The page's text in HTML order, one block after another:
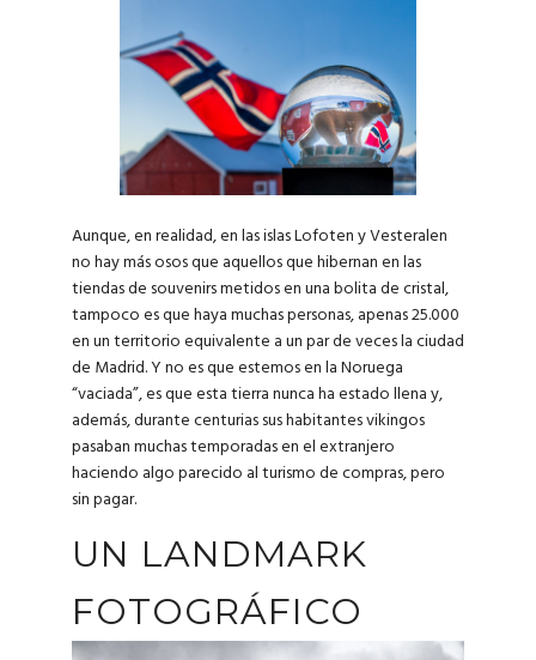
Aunque, en realidad, en las islas Lofoten y Vesteralen
no hay más osos que aquellos que hibernan en las
tiendas de souvenirs metidos en una bolita de cristal,
tampoco es que haya muchas personas, apenas 25.000
en un territorio equivalente a un par de veces la ciudad
de Madrid. Y no es que estemos en la Noruega
“vaciada”, es que esta tierra nunca ha estado llena y,
además, durante centurias sus habitantes vikingos
pasaban muchas temporadas en el extranjero
haciendo algo parecido al turismo de compras, pero
sin pagar.
UN LANDMARK
FOTOGRÁFICO